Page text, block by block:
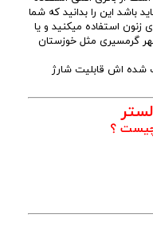
باشد این را بدانید که شما
زنون استفاده میکنید و یا
گرمسیری مثل خوزستان
شده اش قابلیت شارژ